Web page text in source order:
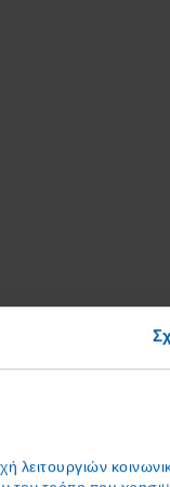
λειτουργιών